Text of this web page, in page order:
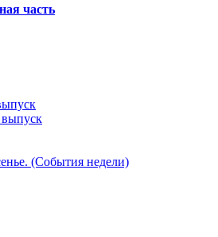
часть
(События недели)